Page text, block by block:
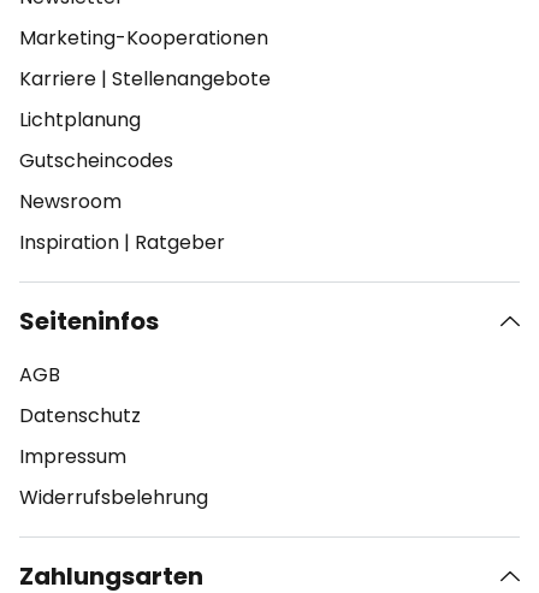
Marketing-Kooperationen
Karriere | Stellenangebote
Lichtplanung
Gutscheincodes
Newsroom
Inspiration | Ratgeber
Seiteninfos
AGB
Datenschutz
Impressum
Widerrufsbelehrung
Zahlungsarten